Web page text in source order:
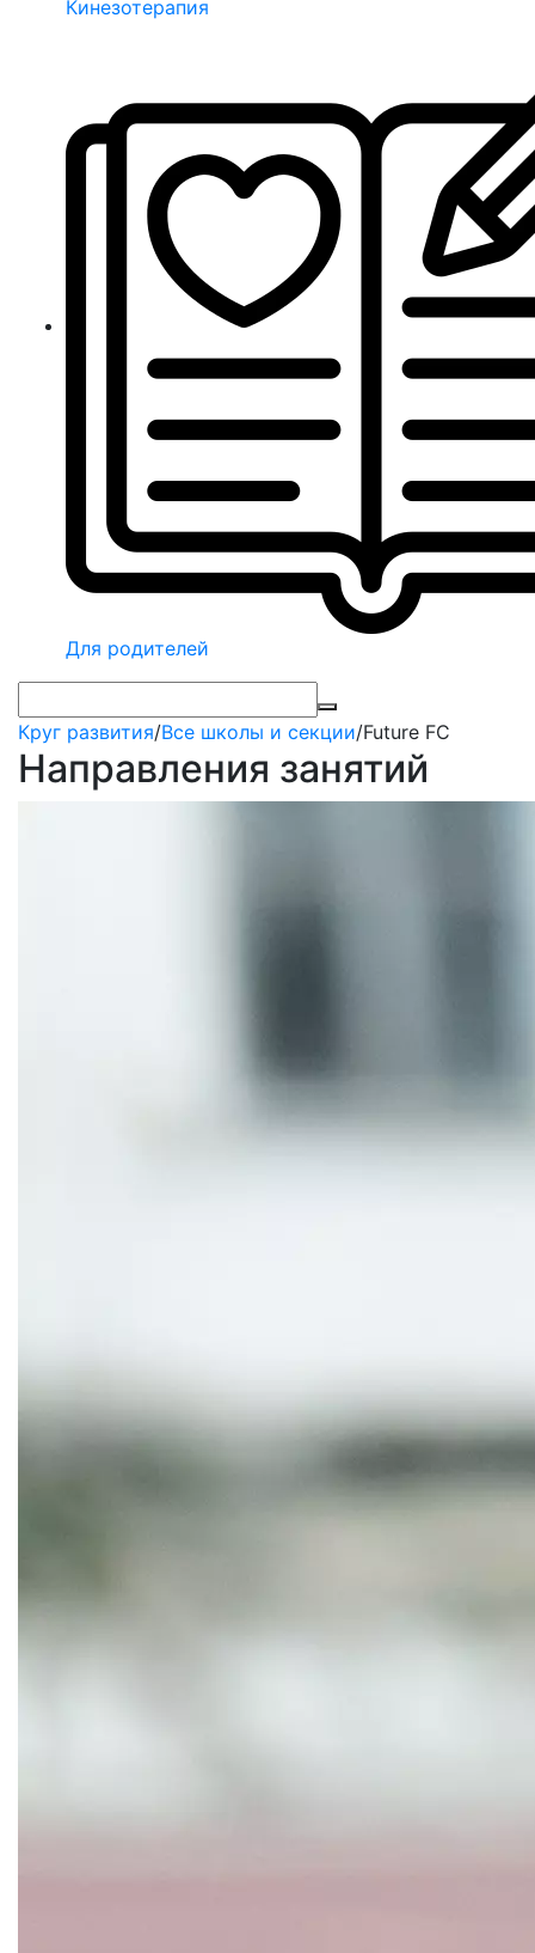
Кинезотерапия
Для родителей
Круг развития/Все школы и секции/Future FC
Направления занятий